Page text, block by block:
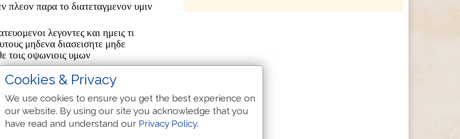
πλεον παρα το διατεταγμενον υμιν
λεγοντες και ημεις τι
μηδενα διασεισητε μηδε
τοις οψωνιοις υμων
διαλογιζομενων παντων εν ταις
μηποτε αυτος ειη ο χριστος
λεγων εγω μεν υδατι βαπτιζω υμας
ου ουκ ειμι ικανος λυσαι τον ιμαντα
υμας βαπτισει εν πνευματι αγιω και
Cookies & Privacy
We use cookies to ensure you get the best experience on
our website. By using our site you acknowledge that you
have read and understand our Privacy Policy.